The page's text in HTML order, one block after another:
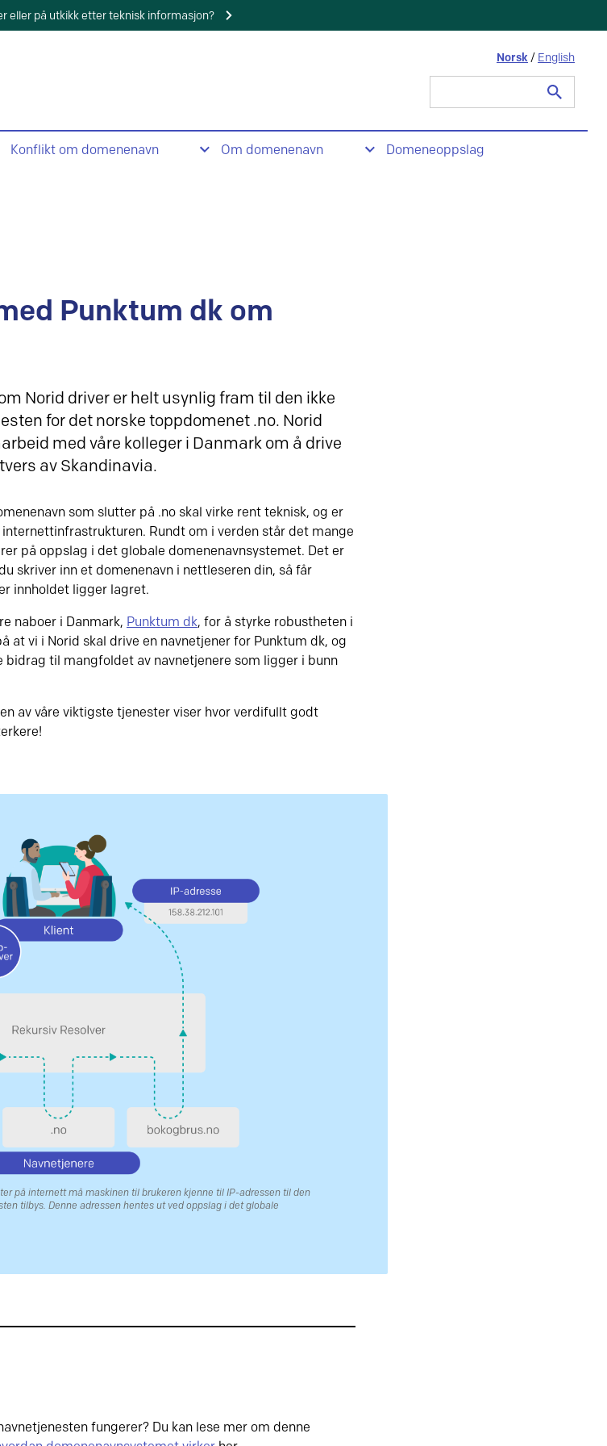
eller på utkikk etter teknisk informasjon?
Norsk / English
Konflikt om domenenavn Om domenenavn Domeneoppslag
Punktum dk om
Norid driver er helt usynlig fram til den ikke
for det norske toppdomenet .no. Norid
med våre kolleger i Danmark om å drive
av Skandinavia.
som slutter på .no skal virke rent teknisk, og er
Rundt om i verden står det mange
på oppslag i det globale domenenavnsystemet. Det er
skriver inn et domenenavn i nettleseren din, så får
innholdet ligger lagret.
naboer i Danmark, Punktum dk, for å styrke robustheten i
at vi i Norid skal drive en navnetjener for Punktum dk, og
bidrag til mangfoldet av navnetjenere som ligger i bunn
av våre viktigste tjenester viser hvor verdifullt godt
på internett må maskinen til brukeren kjenne til IP-adressen til den
tilbys. Denne adressen hentes ut ved oppslag i det globale
fungerer? Du kan lese mer om denne